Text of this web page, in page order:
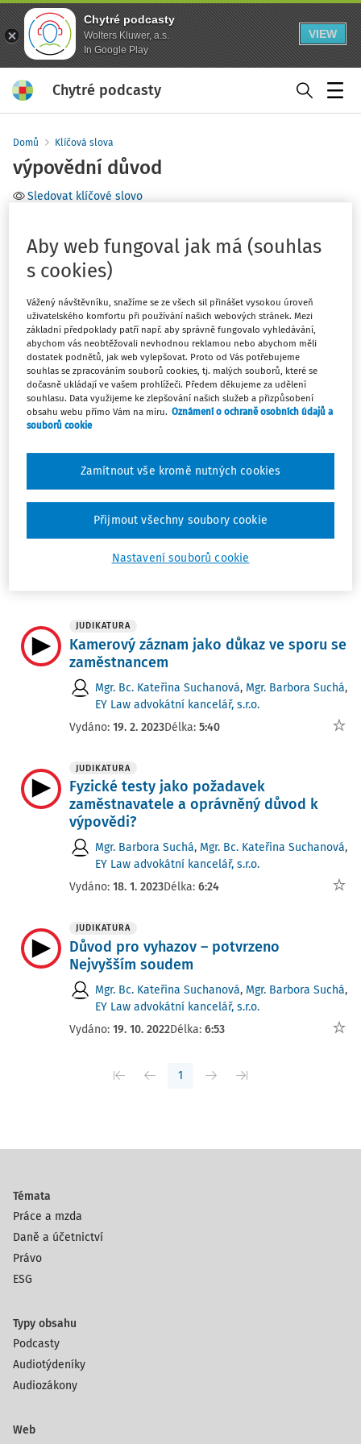
Chytré podcasty
Wolters Kluwer, a.s.
In Google Play
VIEW
Chytré podcasty
Domů Klíčová slova
výpovědní důvod
Sledovat klíčové slovo
Filtr
Řadit podle: Nejnovější Nejstarší
PRACOVNĚPRÁVNÍ AKTUALITY
Novinky ze světa mezd a pracovního
práva 6/2025 (31.1.–6.2.)
Ing. Miroslav Bulla
Je dohoda uzavřená pod výhružkou
platná
EY Law advokátní kancelář, s.r.o.
JUDIKATURA
Kamerový záznam jako důkaz ve sporu se
zaměstnancem
Mgr. Bc. Kateřina Suchanová, Mgr. Barbora Suchá,
EY Law advokátní kancelář, s.r.o.
Vydáno: 19. 2. 2023Délka: 5:40
JUDIKATURA
Fyzické testy jako požadavek
zaměstnavatele a oprávněný důvod k
výpovědi?
Mgr. Barbora Suchá, Mgr. Bc. Kateřina Suchanová,
EY Law advokátní kancelář, s.r.o.
Vydáno: 18. 1. 2023Délka: 6:24
JUDIKATURA
Důvod pro vyhazov – potvrzeno
Nejvyšším soudem
Mgr. Bc. Kateřina Suchanová, Mgr. Barbora Suchá,
EY Law advokátní kancelář, s.r.o.
Vydáno: 19. 10. 2022Délka: 6:53
1
Témata
Práce a mzda
Daně a účetnictví
Právo
ESG
Typy obsahu
Podcasty
Audiotýdeníky
Audiozákony
Web
Aby web fungoval jak má (souhlas
s cookies)
Vážený návštěvníku, snažíme se ze všech sil přinášet vysokou úroveň
uživatelského komfortu při používání našich webových stránek. Mezi
základní předpoklady patří např. aby správně fungovalo vyhledávání,
abychom vás neobtěžovali nevhodnou reklamou nebo abychom měli
dostatek podnětů, jak web vylepšovat. Proto od Vás potřebujeme
souhlas se zpracováním souborů cookies, tj. malých souborů, které se
dočasně ukládají ve vašem prohlížeči. Předem děkujeme za udělení
souhlasu. Data využijeme ke zlepšování našich služeb a přizpůsobení
obsahu webu přímo Vám na míru. Oznámení o ochraně osobních údajů a
souborů cookie
Nastavení souborů cookie
Zamítnout vše kromě nutných cookies
Přijmout všechny soubory cookie